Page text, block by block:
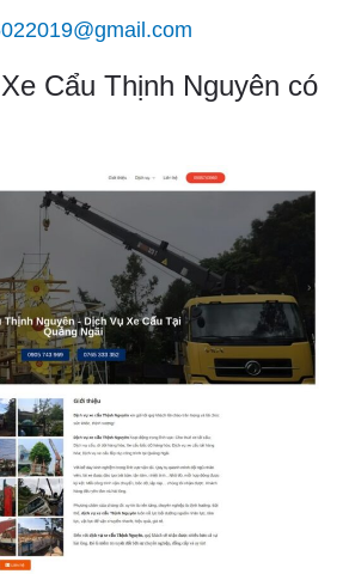
Cẩu Thịnh Nguyên có